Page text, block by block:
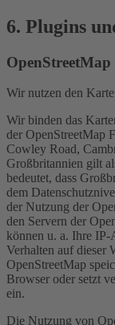
6. Plugins
OpenStreetMap
Wir nutzen den
Wir binden das
der OpenStreetMap
Cowley Road,
Großbritannien gilt
bedeutet, dass
dem
der Nutzung der
den Servern der
können u. a. Ihre
Verhalten auf dieser
OpenStreetMap
Browser oder setzt
ein.
Die Nutzung von